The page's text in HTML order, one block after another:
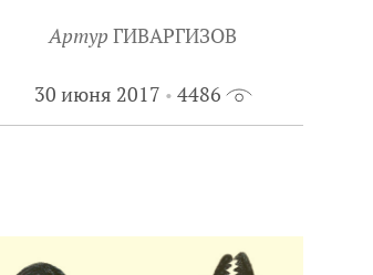
Артур ГИВАРГИЗОВ
30 июня 2017 4486